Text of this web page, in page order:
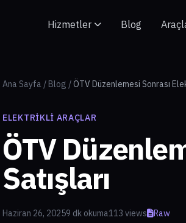
Hizmetler Blog
Ana Sayfa / Blog /ÖTV Düzenlemesi Sonrası
ELEKTRIKLI ARAÇLAR
ÖTV
Satışları
Haziran 26, 20259 dk okuma113 views Raw